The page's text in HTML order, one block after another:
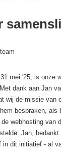
mei '25, is onze
dank aan Jan
wij de missie van
bespraken, als
webhosting van
Jan,
in dit initiatief - al